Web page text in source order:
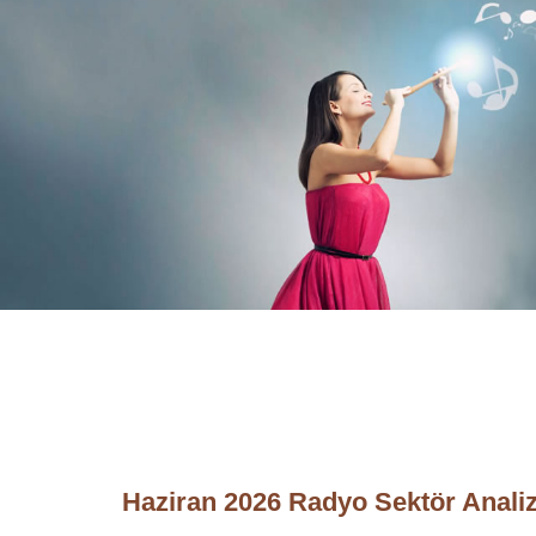
Haziran 2026 Radyo Sektör